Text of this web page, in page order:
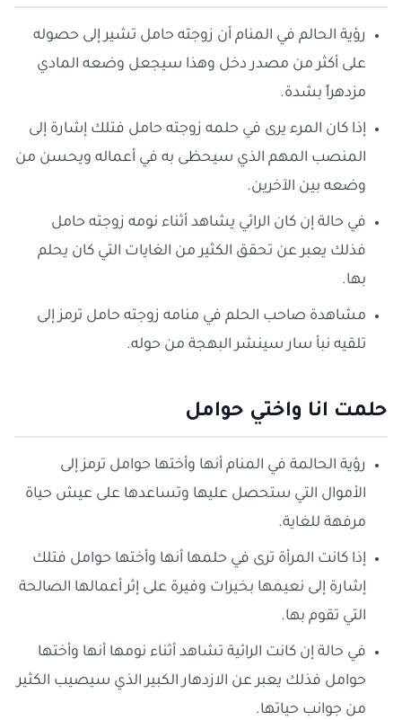
رؤية الحالم في المنام أن زوجته حامل تشير إلى حصوله
على أكثر من مصدر دخل وهذا سيجعل وضعه المادي
مزدهراً بشدة.
إذا كان المرء يرى في حلمه زوجته حامل فتلك إشارة إلى
المنصب المهم الذي سيحظى به في أعماله ويحسن من
وضعه بين الآخرين.
في حالة إن كان الرائي يشاهد أثناء نومه زوجته حامل
فذلك يعبر عن تحقق الكثير من الغايات التي كان يحلم
بها.
مشاهدة صاحب الحلم في منامه زوجته حامل ترمز إلى
تلقيه نبأ سار سينشر البهجة من حوله.
حلمت انا واختي حوامل
رؤية الحالمة في المنام أنها وأختها حوامل ترمز إلى
الأموال التي ستحصل عليها وتساعدها على عيش حياة
مرفهة للغاية.
إذا كانت المرأة ترى في حلمها أنها وأختها حوامل فتلك
إشارة إلى نعيمها بخيرات وفيرة على إثر أعمالها الصالحة
التي تقوم بها.
في حالة إن كانت الرائية تشاهد أثناء نومها أنها وأختها
حوامل فذلك يعبر عن الازدهار الكبير الذي سيصيب الكثير
من جوانب حياتها.